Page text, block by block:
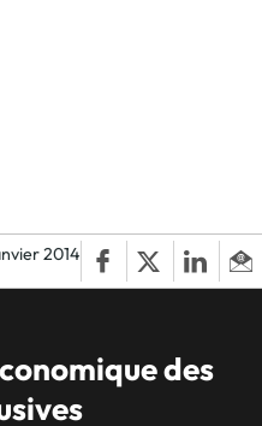
2014
des